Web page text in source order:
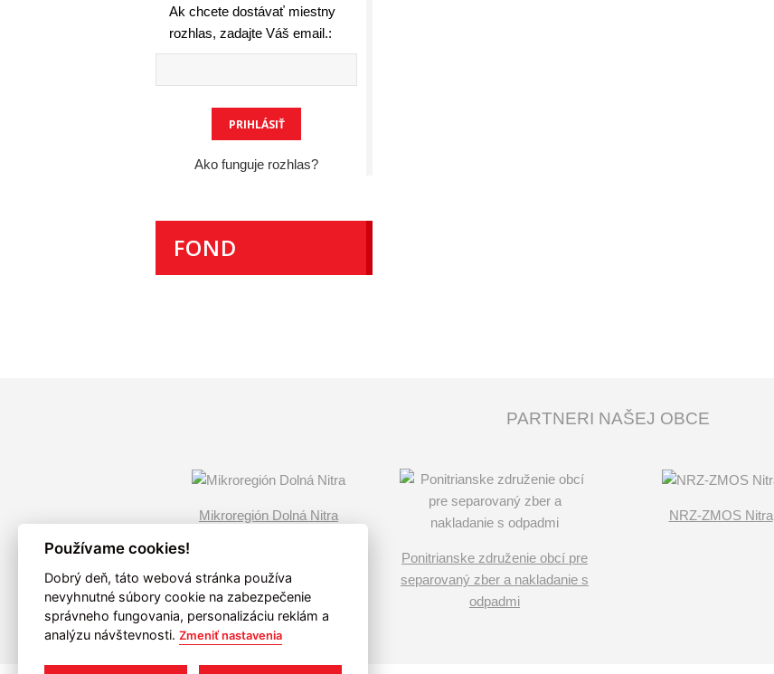
Ak chcete dostávať miestny
rozhlas, zadajte Váš email.:
Ako funguje rozhlas?
FOND
PARTNERI NAŠEJ OBCE
Mikroregión Dolná Nitra
Ponitrianske združenie obcí pre
separovaný zber a nakladanie s
odpadmi
NRZ-ZMOS Nitra
Používame cookies!
Dobrý deň, táto webová stránka používa
nevyhnutné súbory cookie na zabezpečenie
správneho fungovania, personalizáciu reklám a
analýzu návštevnosti. Zmeniť nastavenia